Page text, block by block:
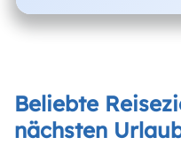
Beliebte
nächsten